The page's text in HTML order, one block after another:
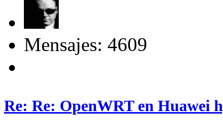
Mensajes: 4609
Re: Re: OpenWRT en Huawei